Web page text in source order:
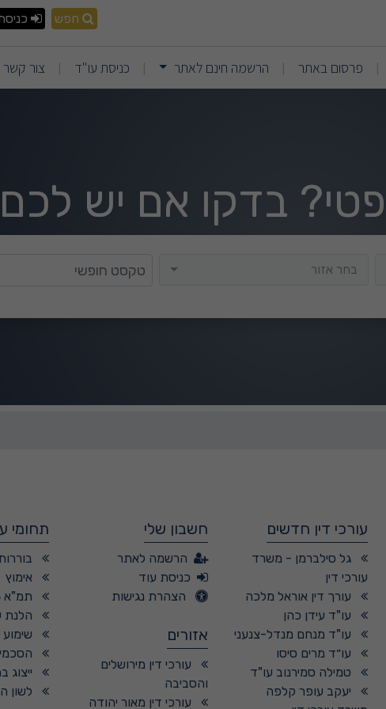
חפש
| פרסום באתר | הרשמה חינם לאתר | כניסת עו"ד | צור קשר
בדקו אם יש
בחר אזור
עורכי דין חדשים
גל סילברמן - משרד
עורכי דין
עורך דין אוראל מלכה
עו"ד עידן כהן
עו"ד מנחם מנדל-צנעני
עו״ד מרים סיסו
טמילה סמירנוב עו"ד
יעקב עופר קלפה
חשבון שלי
הרשמה לאתר
כניסת עוד
הצהרת נגישות
אזורים
עורכי דין מירושלים
והסביבה
עורכי דין מאור יהודה
תחומי
אימוץ
תמ"א 38
הלנת
שימוע
ייצוג
לשון